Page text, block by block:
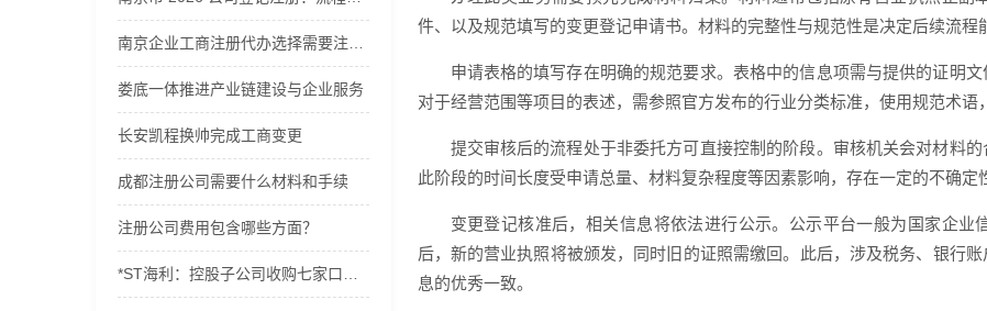
娄底一体推进产业链建设与企业服务
长安凯程换帅完成工商变更
成都注册公司需要什么材料和手续
注册公司费用包含哪些方面？
件、以及规范填写的变更登记申请书。材料的完整性与规范性是决定后续流程
申请表格的填写存在明确的规范要求。表格中的信息项需与提供的证明
对于经营范围等项目的表述，需参照官方发布的行业分类标准，使用规范术语
提交审核后的流程处于非委托方可直接控制的阶段。审核机关会对材料
此阶段的时间长度受申请总量、材料复杂程度等因素影响，存在一定的不确定
变更登记核准后，相关信息将依法进行公示。公示平台一般为国家企
后，新的营业执照将被颁发，同时旧的证照需缴回。此后，涉及税务、银行
息的优秀一致。